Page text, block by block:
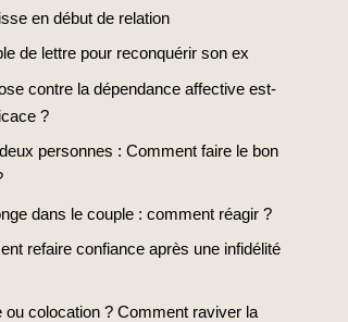
en début de relation
de lettre pour reconquérir son ex
contre la dépendance affective est-
?
personnes : Comment faire le bon
dans le couple : comment réagir ?
refaire confiance après une infidélité
ou colocation ? Comment raviver la